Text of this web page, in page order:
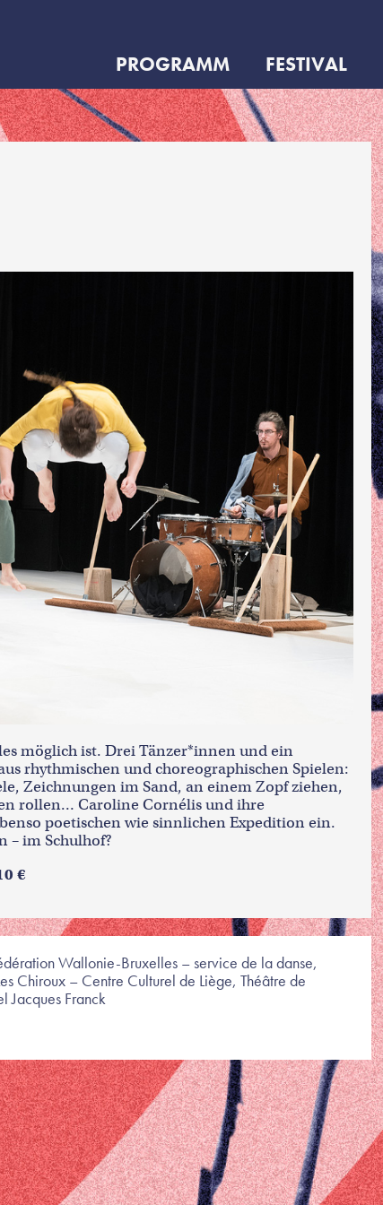
PROGRAMM FESTIVAL
möglich ist. Drei Tänzer*innen und ein
rhythmischen und choreographischen Spielen:
Zeichnungen im Sand, an einem Zopf ziehen,
rollen… Caroline Cornélis und ihre
poetischen wie sinnlichen Expedition ein.
– im Schulhof?
€
Wallonie-Bruxelles – service de la danse,
Chiroux – Centre Culturel de Liège, Théâtre de
Jacques Franck